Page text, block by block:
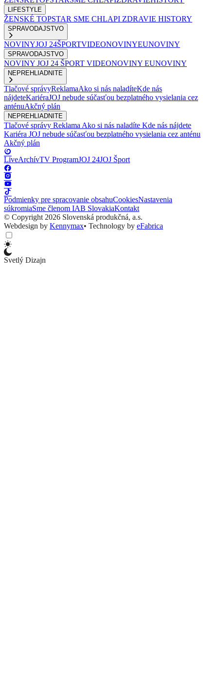
LIFESTYLE
ŽENSKÉ TOPSTAR SME CHLAPI ZDRAVIE HISTORY
SPRAVODAJSTVO
NOVINYJOJ 24ŠPORTVIDEONOVINYEUNOVINY
SPRAVODAJSTVO
NOVINY JOJ 24 ŠPORT VIDEONOVINY EUNOVINY
NEPREHLIADNITE
Tlačové správyReklamaAko si nás naladíteKde nás
nájdeteKariéraJOJ nebude súčasťou bezplatného vysielania cez
anténuAkčný plán
NEPREHLIADNITE
Tlačové správy Reklama Ako si nás naladíte Kde nás nájdete
Kariéra JOJ nebude súčasťou bezplatného vysielania cez anténu
Akčný plán
LiveArchívTV ProgramJOJ 24JOJ Šport
Podmienky pre spracovanie obsahuCookiesNastavenia
súkromiaSme členom IAB SlovakiaKontakt
© Copyright 2026 Slovenská produkčná, a.s.
Webdesign by Kennymax• Technology by eFabrica
Svetlý Dizajn